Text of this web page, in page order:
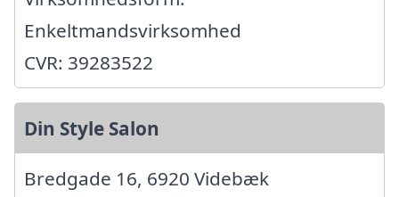
Enkeltmandsvirksomhed
CVR: 39283522
Din Style Salon
Bredgade 16, 6920 Videbæk